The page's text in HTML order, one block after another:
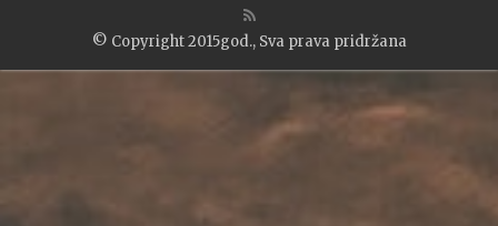
© Copyright 2015god., Sva prava pridržana